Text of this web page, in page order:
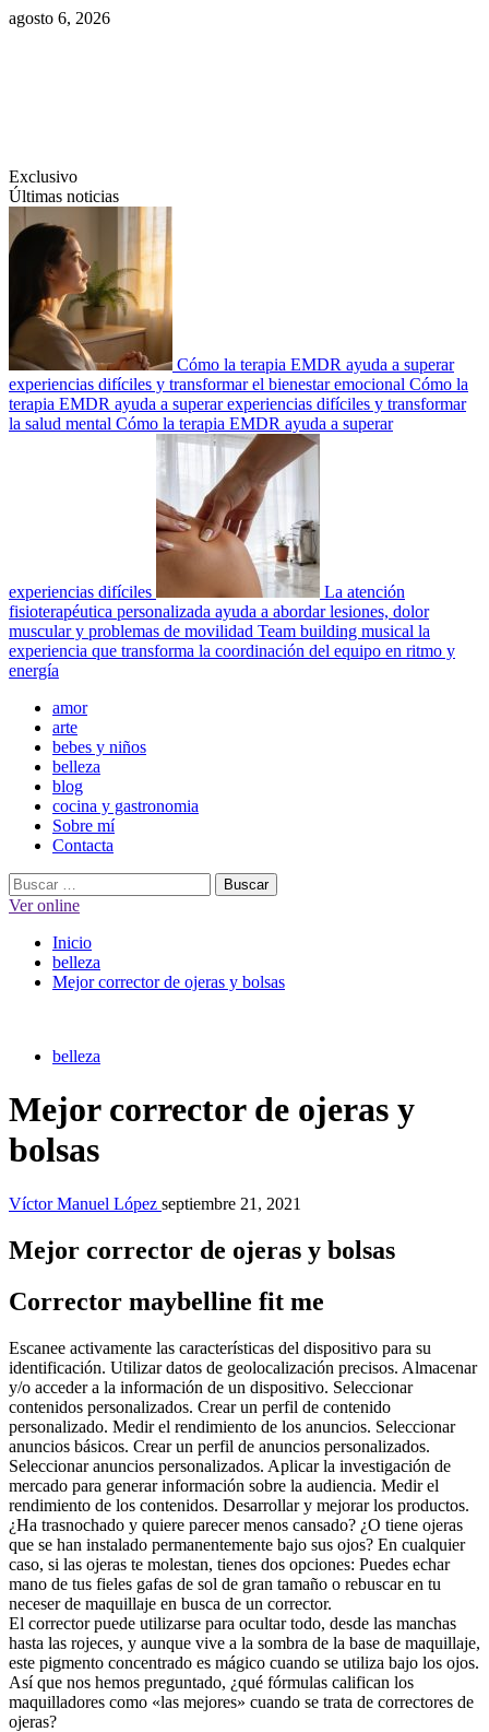
Saltar
agosto 6, 2026
Exclusivo
Últimas noticias
Cómo la terapia EMDR ayuda a superar
experiencias difíciles y transformar el bienestar emocional Cómo la
terapia EMDR ayuda a superar experiencias difíciles y transformar
la salud mental Cómo la terapia EMDR ayuda a superar
experiencias difíciles
La atención
fisioterapéutica personalizada ayuda a abordar lesiones, dolor
muscular y problemas de movilidad Team building musical la
experiencia que transforma la coordinación del equipo en ritmo y
energía
Menú
principal
amor
arte
bebes y niños
belleza
blog
cocina y gastronomia
Sobre mí
Contacta
Buscar:
Ver online
Inicio
belleza
Mejor corrector de ojeras y bolsas
belleza
Mejor corrector de ojeras y
bolsas
Víctor Manuel López septiembre 21, 2021
Mejor corrector de ojeras y bolsas
Corrector maybelline fit me
Escanee activamente las características del dispositivo para su
identificación. Utilizar datos de geolocalización precisos. Almacenar
y/o acceder a la información de un dispositivo. Seleccionar
contenidos personalizados. Crear un perfil de contenido
personalizado. Medir el rendimiento de los anuncios. Seleccionar
anuncios básicos. Crear un perfil de anuncios personalizados.
Seleccionar anuncios personalizados. Aplicar la investigación de
mercado para generar información sobre la audiencia. Medir el
rendimiento de los contenidos. Desarrollar y mejorar los productos.
¿Ha trasnochado y quiere parecer menos cansado? ¿O tiene ojeras
que se han instalado permanentemente bajo sus ojos? En cualquier
caso, si las ojeras te molestan, tienes dos opciones: Puedes echar
mano de tus fieles gafas de sol de gran tamaño o rebuscar en tu
neceser de maquillaje en busca de un corrector.
El corrector puede utilizarse para ocultar todo, desde las manchas
hasta las rojeces, y aunque vive a la sombra de la base de maquillaje,
este pigmento concentrado es mágico cuando se utiliza bajo los ojos.
Así que nos hemos preguntado, ¿qué fórmulas califican los
maquilladores como «las mejores» cuando se trata de correctores de
ojeras?